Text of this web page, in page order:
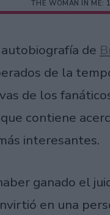
THE WOMAN IN ME:
de
de la
de los
contiene
interesantes.
ganado el
en una